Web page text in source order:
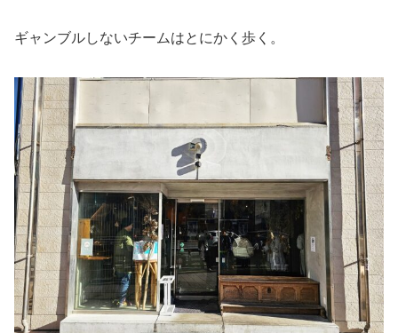
ギャンブルしないチームはとにかく歩く。